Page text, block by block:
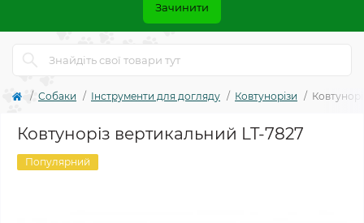
Зачинити
Собаки Інструменти для догляду Ковтунорізи
Ковтуноріз вертикальний LT-7827
Популярний